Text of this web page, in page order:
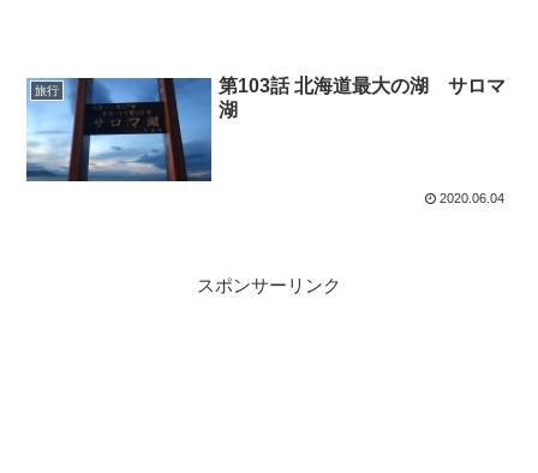
旅行
第103話 北海道最大の湖 サロマ
湖
2020.06.04
スポンサーリンク